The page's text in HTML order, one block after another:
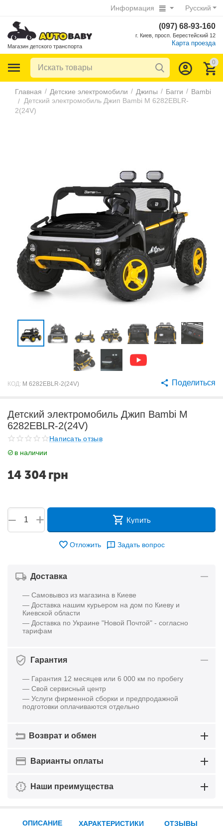
Русский
Информация
Магазин детского транспорта
(097) 68-93-160
г. Киев, просп. Берестейский 12
Карта проезда
0
Главная / Детские электромобили / Джипы / Багги / Bambi
/ Детский электромобиль Джип Bambi M 6282EBLR-
2(24V)
КОД: M 6282EBLR-2(24V) Поделиться
Детский электромобиль Джип Bambi M
6282EBLR-2(24V)
Написать отзыв
в наличии
14 304грн
+
− Купить
Отложить Задать вопрос
Доставка
— Самовывоз из магазина в Киеве
— Доставка нашим курьером на дом по Киеву и
Киевской области
— Доставка по Украине "Новой Почтой" - согласно
тарифам
Гарантия
— Гарантия 12 месяцев или 6 000 км по пробегу
— Свой сервисный центр
— Услуги фирменной сборки и предпродажной
подготовки оплачиваются отдельно
Возврат и обмен
Варианты оплаты
Наши преимущества
ОПИСАНИЕ ХАРАКТЕРИСТИКИ ОТЗЫВЫ